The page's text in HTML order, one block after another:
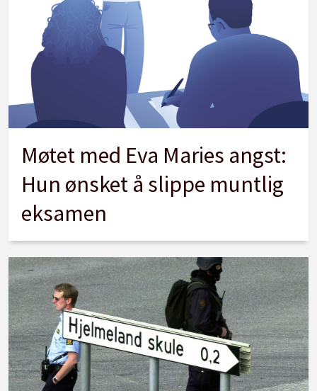
Møtet med Eva Maries angst:
Hun ønsket å slippe muntlig
eksamen